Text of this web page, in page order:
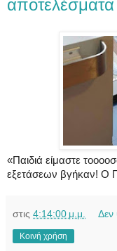
«Παιδιά είμαστε
εξετάσεων βγήκαν! Ο
στις 4:14:00 μ.μ. Δεν
Κοινή χρήση